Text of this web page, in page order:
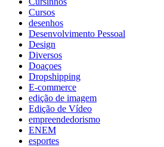
Cursos
desenhos
Desenvolvimento Pessoal
Design
Diversos
Doaçoes
Dropshipping
E-commerce
edição de imagem
Edição de Vídeo
empreendedorismo
ENEM
esportes